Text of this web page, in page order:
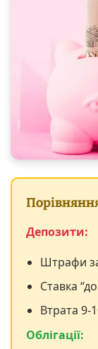
Депозити:
Штрафи
Ставка
Втрата 9-
Облігації: